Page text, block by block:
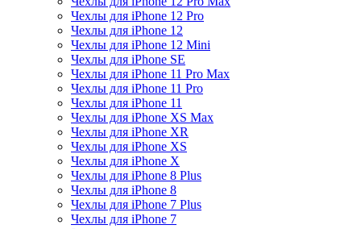
Чехлы для iPhone 12 Pro
Чехлы для iPhone 12
Чехлы для iPhone 12 Mini
Чехлы для iPhone SE
Чехлы для iPhone 11 Pro Max
Чехлы для iPhone 11 Pro
Чехлы для iPhone 11
Чехлы для iPhone XS Max
Чехлы для iPhone XR
Чехлы для iPhone XS
Чехлы для iPhone X
Чехлы для iPhone 8 Plus
Чехлы для iPhone 8
Чехлы для iPhone 7 Plus
Чехлы для iPhone 7